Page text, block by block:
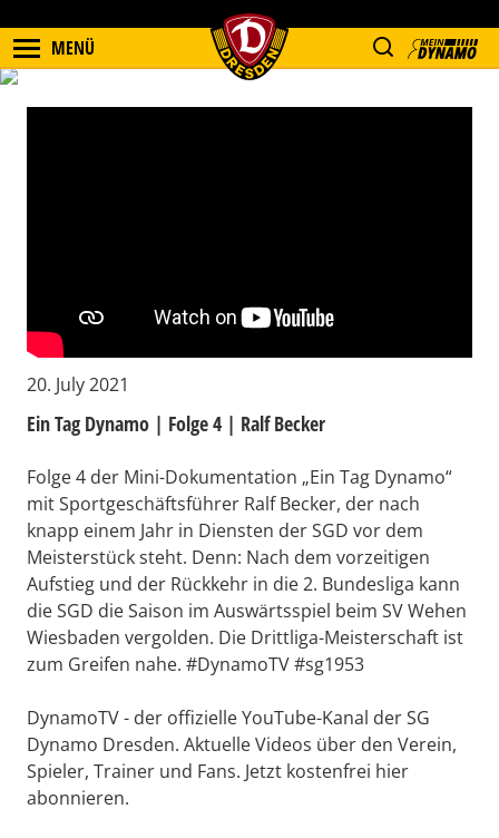
MENÜ
20. July 2021
Ein Tag Dynamo | Folge 4 | Ralf Becker
Folge 4 der Mini-Dokumentation „Ein Tag Dynamo“
mit Sportgeschäftsführer Ralf Becker, der nach
knapp einem Jahr in Diensten der SGD vor dem
Meisterstück steht. Denn: Nach dem vorzeitigen
Aufstieg und der Rückkehr in die 2. Bundesliga kann
die SGD die Saison im Auswärtsspiel beim SV Wehen
Wiesbaden vergolden. Die Drittliga-Meisterschaft ist
zum Greifen nahe. #DynamoTV #sg1953
DynamoTV - der offizielle YouTube-Kanal der SG
Dynamo Dresden. Aktuelle Videos über den Verein,
Spieler, Trainer und Fans. Jetzt kostenfrei hier
abonnieren.